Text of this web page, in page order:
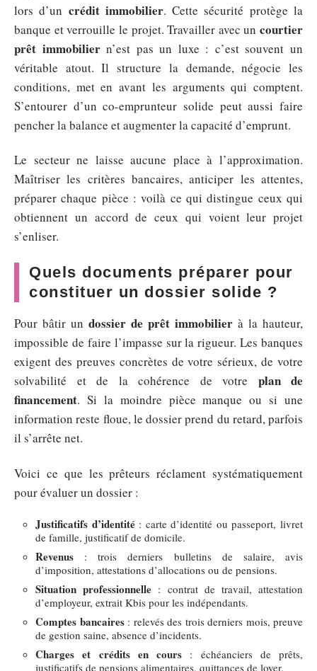
lors d’un crédit immobilier. Cette sécurité protège la
banque et verrouille le projet. Travailler avec un courtier
prêt immobiliern’est pas un luxe : c’est souvent un
véritable atout. Il structure la demande, négocie les
conditions, met en avant les arguments qui comptent.
S’entourer d’un co-emprunteur solide peut aussi faire
pencher la balance et augmenter la capacité d’emprunt.
Le secteur ne laisse aucune place à l’approximation.
Maîtriser les critères bancaires, anticiper les attentes,
préparer chaque pièce : voilà ce qui distingue ceux qui
obtiennent un accord de ceux qui voient leur projet
s’enliser.
Quels documents préparer pour
constituer un dossier solide ?
Pour bâtir un dossier de prêt immobilier à la hauteur,
impossible de faire l’impasse sur la rigueur. Les banques
exigent des preuves concrètes de votre sérieux, de votre
solvabilité et de la cohérence de votre plan de
financement. Si la moindre pièce manque ou si une
information reste floue, le dossier prend du retard, parfois
il s’arrête net.
Voici ce que les prêteurs réclament systématiquement
pour évaluer un dossier :
Justificatifs d’identité: carte d’identité ou passeport, livret
de famille, justificatif de domicile.
Revenus : trois derniers bulletins de salaire, avis
d’imposition, attestations d’allocations ou de pensions.
Situation professionnelle : contrat de travail, attestation
d’employeur, extrait Kbis pour les indépendants.
Comptes bancaires: relevés des trois derniers mois, preuve
de gestion saine, absence d’incidents.
Charges et crédits en cours : échéanciers de prêts,
justificatifs de pensions alimentaires, quittances de loyer.